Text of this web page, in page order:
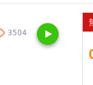
3504